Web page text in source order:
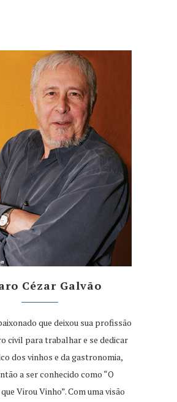
Cézar Galvão
que deixou sua profissão
civil para trabalhar e se dedicar
dos vinhos e da gastronomia,
a ser conhecido como “O
Virou Vinho”. Com uma visão